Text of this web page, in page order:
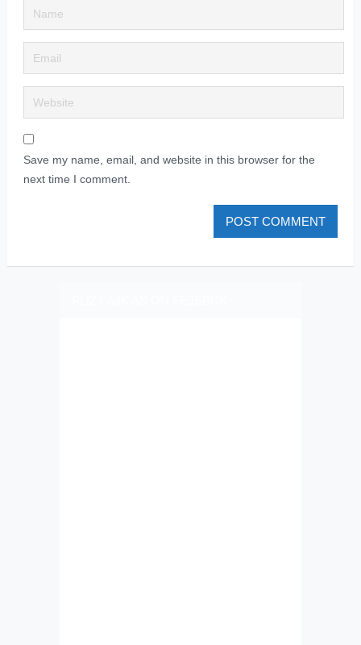
Save my name, email, and website in this browser for the
next time I comment.